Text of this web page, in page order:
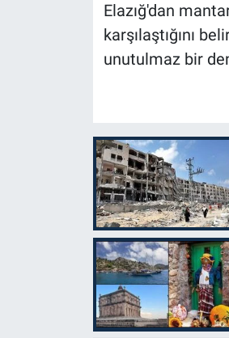
Elazığ'dan
karşılaştığını
unutulmaz bir